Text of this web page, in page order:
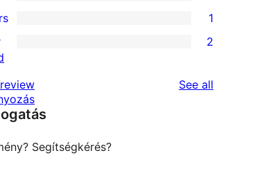
1
2
See all
Segítségkérés?